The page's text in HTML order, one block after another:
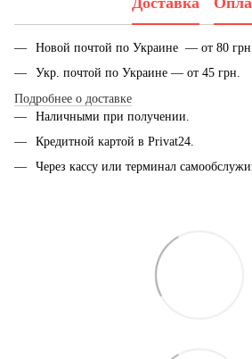
Новой почтой по Украине — от 80 грн.
Укр. почтой по Украине — от 45 грн.
Подробнее о доставке
Наличными при получении.
Кредитной картой в Privat24.
Через кассу или терминал